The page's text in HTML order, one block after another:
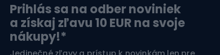
Orientačný beh
Lyžovanie
Športová elektronika
Prihlás sa na odber noviniek
a získaj zľavu 10 EUR na svoje
nákupy!*